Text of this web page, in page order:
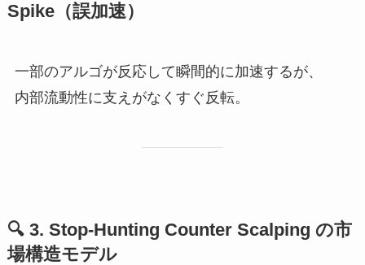
Spike（誤加速）
一部のアルゴが反応して瞬間的に加速するが、
内部流動性に支えがなくすぐ反転。
🔍 3. Stop-Hunting Counter Scalping の市
場構造モデル